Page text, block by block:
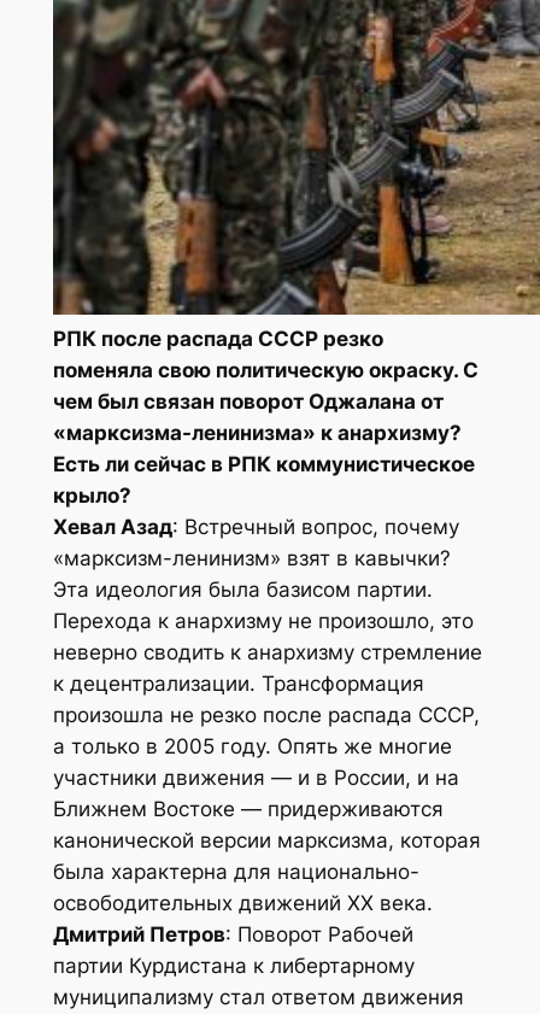
РПК после распада СССР резко
поменяла свою политическую окраску. С
чем был связан поворот Оджалана от
«марксизма-ленинизма» к анархизму?
Есть ли сейчас в РПК коммунистическое
крыло?
Хевал Азад: Встречный вопрос, почему
«марксизм-ленинизм» взят в кавычки?
Эта идеология была базисом партии.
Перехода к анархизму не произошло, это
неверно сводить к анархизму стремление
к децентрализации. Трансформация
произошла не резко после распада СССР,
а только в 2005 году. Опять же многие
участники движения — и в России, и на
Ближнем Востоке — придерживаются
канонической версии марксизма, которая
была характерна для национально-
освободительных движений XX века.
Дмитрий Петров: Поворот Рабочей
партии Курдистана к либертарному
муниципализму стал ответом движения